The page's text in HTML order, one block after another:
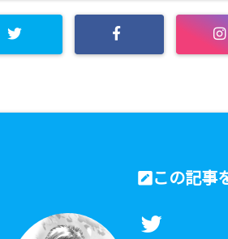
この記事